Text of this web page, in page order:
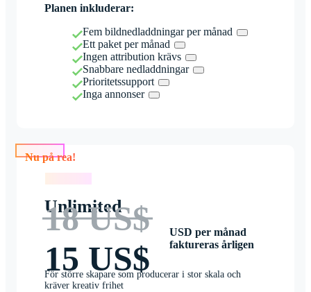
Planen inkluderar:
Fem bildnedladdningar per månad
Ett paket per månad
Ingen attribution krävs
Snabbare nedladdningar
Prioritetssupport
Inga annonser
Nu på rea!
Unlimited
18 US$
15 US$
USD per månad
faktureras årligen
För större skapare som producerar i stor skala och
kräver kreativ frihet